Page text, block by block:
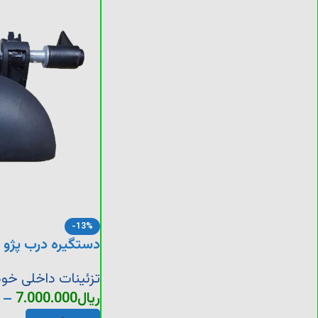
-13%
دستگیره درب پژو 206
تزئینات داخلی
ریال7.000.000
–